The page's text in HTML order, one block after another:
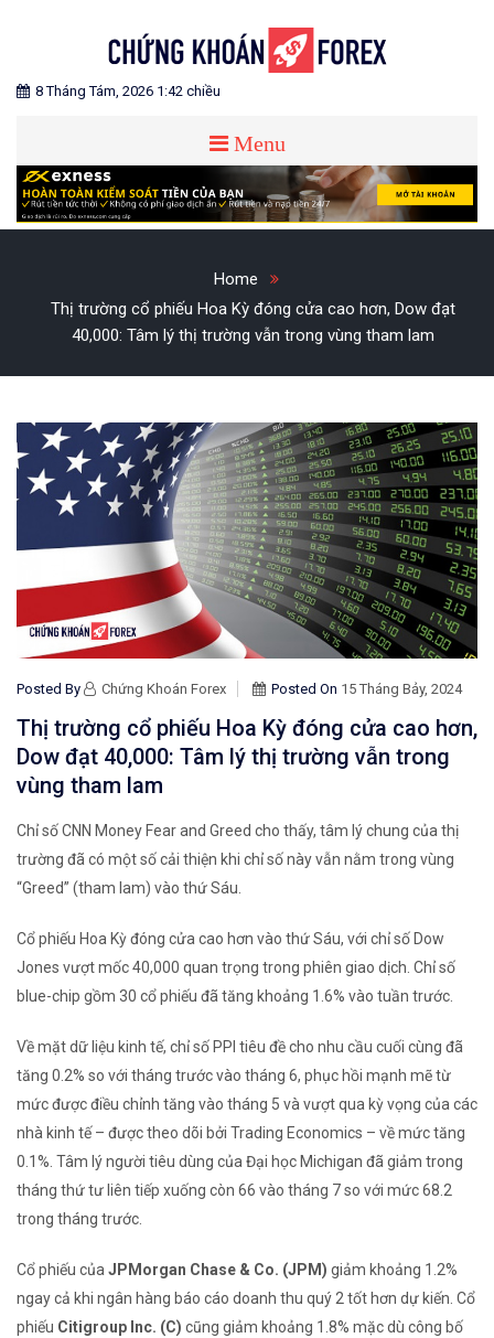
CHỨNG KHOÁN FOREX
Blog chia sẻ về Chứng Khoán và Forex
8 Tháng Tám, 2026 1:42 chiều
Menu
Home
Thị trường cổ phiếu Hoa Kỳ đóng cửa cao hơn, Dow đạt
40,000: Tâm lý thị trường vẫn trong vùng tham lam
Posted By Chứng Khoán Forex Posted On 15 Tháng Bảy, 2024
Thị trường cổ phiếu Hoa Kỳ đóng cửa cao hơn,
Dow đạt 40,000: Tâm lý thị trường vẫn trong
vùng tham lam
Chỉ số CNN Money Fear and Greed cho thấy, tâm lý chung của thị
trường đã có một số cải thiện khi chỉ số này vẫn nằm trong vùng
“Greed” (tham lam) vào thứ Sáu.
Cổ phiếu Hoa Kỳ đóng cửa cao hơn vào thứ Sáu, với chỉ số Dow
Jones vượt mốc 40,000 quan trọng trong phiên giao dịch. Chỉ số
blue-chip gồm 30 cổ phiếu đã tăng khoảng 1.6% vào tuần trước.
Về mặt dữ liệu kinh tế, chỉ số PPI tiêu đề cho nhu cầu cuối cùng đã
tăng 0.2% so với tháng trước vào tháng 6, phục hồi mạnh mẽ từ
mức được điều chỉnh tăng vào tháng 5 và vượt qua kỳ vọng của các
nhà kinh tế – được theo dõi bởi Trading Economics – về mức tăng
0.1%. Tâm lý người tiêu dùng của Đại học Michigan đã giảm trong
tháng thứ tư liên tiếp xuống còn 66 vào tháng 7 so với mức 68.2
trong tháng trước.
Cổ phiếu củaJPMorgan Chase & Co. (JPM) giảm khoảng 1.2%
ngay cả khi ngân hàng báo cáo doanh thu quý 2 tốt hơn dự kiến. Cổ
phiếu Citigroup Inc. (C) cũng giảm khoảng 1.8% mặc dù công bố